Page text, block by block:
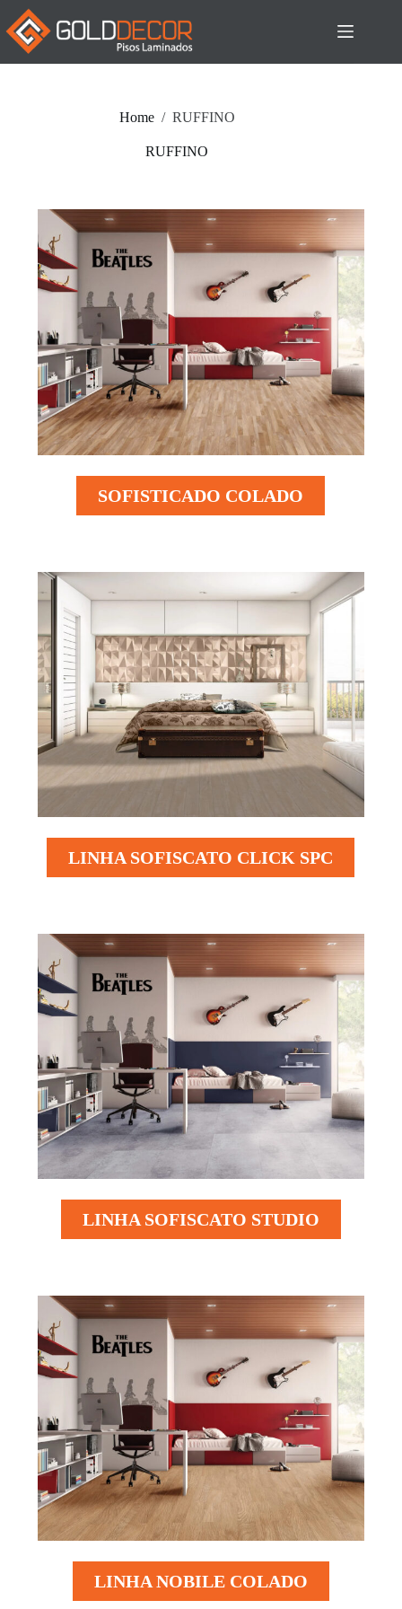
Home / RUFFINO
RUFFINO
SOFISTICADO COLADO
LINHA SOFISCATO CLICK SPC
LINHA SOFISCATO STUDIO
LINHA NOBILE COLADO